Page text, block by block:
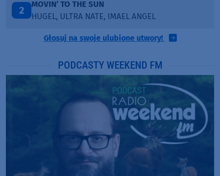
3
TAŃCZ!
BLETKA
Głosuj na swoje ulubione utwory!
PODCASTY WEEKEND FM